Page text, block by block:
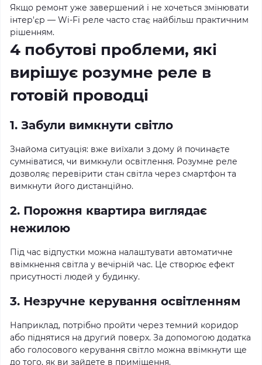
Якщо ремонт уже завершений і не хочеться змінювати
інтер'єр — Wi-Fi реле часто стає найбільш практичним
рішенням.
4 побутові проблеми, які
вирішує розумне реле в
готовій проводці
1. Забули вимкнути світло
Знайома ситуація: вже виїхали з дому й починаєте
сумніватися, чи вимкнули освітлення. Розумне реле
дозволяє перевірити стан світла через смартфон та
вимкнути його дистанційно.
2. Порожня квартира виглядає
нежилою
Під час відпустки можна налаштувати автоматичне
ввімкнення світла у вечірній час. Це створює ефект
присутності людей у будинку.
3. Незручне керування освітленням
Наприклад, потрібно пройти через темний коридор
або піднятися на другий поверх. За допомогою додатка
або голосового керування світло можна ввімкнути ще
до того, як ви зайдете в приміщення.